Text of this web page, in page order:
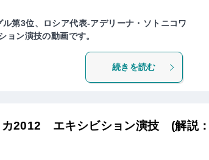
第3位、ロシア代表-アデリーナ・ソトニコワ
ン演技の動画です。
続きを読む
2012 エキシビション演技 (解説：